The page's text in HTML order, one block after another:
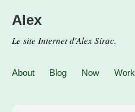
Alex
Le site Internet d'Alex Sirac.
About Blog Now Work